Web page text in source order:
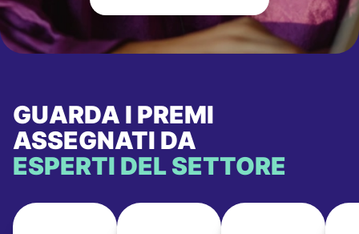
GUARDA I PREMI
ASSEGNATI DA
ESPERTI DEL SETTORE